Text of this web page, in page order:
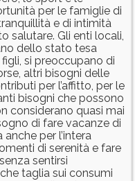
per le famiglie di
e di intimità
salutare. Gli enti locali,
dello stato tesa
si preoccupano di
altri bisogni delle
per l’affitto, per le
bisogni che possono
considerano quasi mai
di fare vacanze di
per l’intera
di serenità e fare
sentirsi
taglia sui consumi